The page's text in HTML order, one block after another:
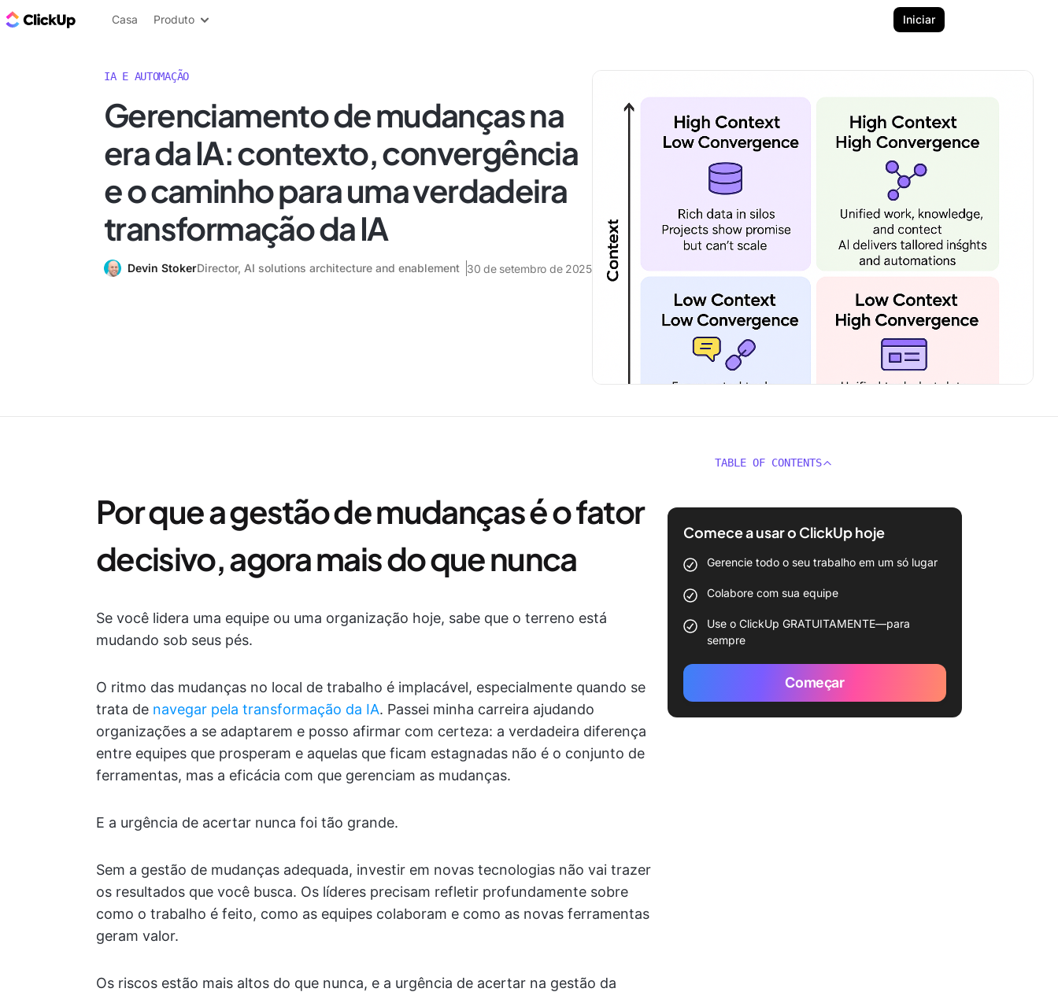
ClickUp Blogue
Casa Produto Iniciar
IA E AUTOMAÇÃO
Gerenciamento de mudanças na
era da IA: contexto, convergência
e o caminho para uma verdadeira
transformação da IA
Devin StokerDirector, AI solutions architecture and enablement 30 de setembro de 2025
Por que a gestão de mudanças é o fator
decisivo, agora mais do que nunca
Se você lidera uma equipe ou uma organização hoje, sabe que o terreno está
mudando sob seus pés.
O ritmo das mudanças no local de trabalho é implacável, especialmente quando se
trata de navegar pela transformação da IA. Passei minha carreira ajudando
organizações a se adaptarem e posso afirmar com certeza: a verdadeira diferença
entre equipes que prosperam e aquelas que ficam estagnadas não é o conjunto de
ferramentas, mas a eficácia com que gerenciam as mudanças.
E a urgência de acertar nunca foi tão grande.
Sem a gestão de mudanças adequada, investir em novas tecnologias não vai trazer
os resultados que você busca. Os líderes precisam refletir profundamente sobre
como o trabalho é feito, como as equipes colaboram e como as novas ferramentas
geram valor.
Os riscos estão mais altos do que nunca, e a urgência de acertar na gestão da
TABLE OF CONTENTS
Comece a usar o ClickUp hoje
Gerencie todo o seu trabalho em um só lugar
Colabore com sua equipe
Use o ClickUp GRATUITAMENTE—para
sempre
Começar